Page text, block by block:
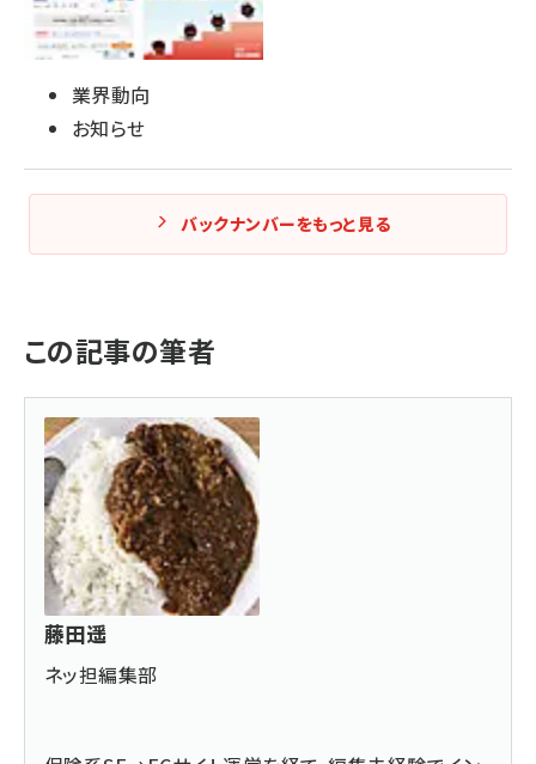
業界動向
お知らせ
バックナンバーをもっと見る
この記事の筆者
藤田遥
ネッ担編集部